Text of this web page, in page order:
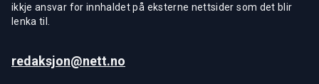
ikkje ansvar for innhaldet på eksterne nettsider som det blir
lenka til.
redaksjon@nett.no